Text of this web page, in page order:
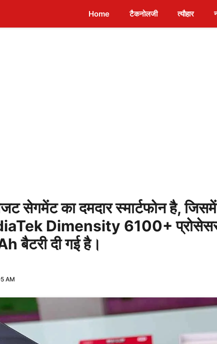
Home टैकनोलजी त्यौहार
सेगमेंट का दमदार स्मार्टफोन है,
Dimensity 6100+
बैटरी दी गई है।
AM